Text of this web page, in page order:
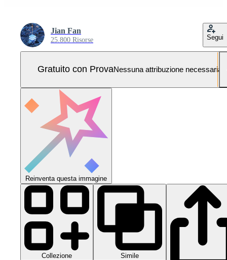
Jian Fan
25.800 Risorse Segui
Gratuito con ProvaNessuna attribuzione necessaria
Reinventa questa immagine
Collezione Simile